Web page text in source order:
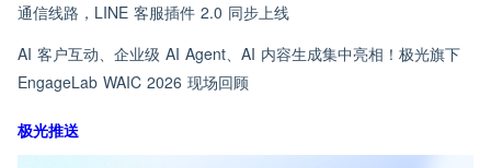
通信线路，LINE 客服插件 2.0 同步上线
AI 客户互动、企业级 AI Agent、AI 内容生成集中亮相！极光旗下
EngageLab WAIC 2026 现场回顾
极光推送